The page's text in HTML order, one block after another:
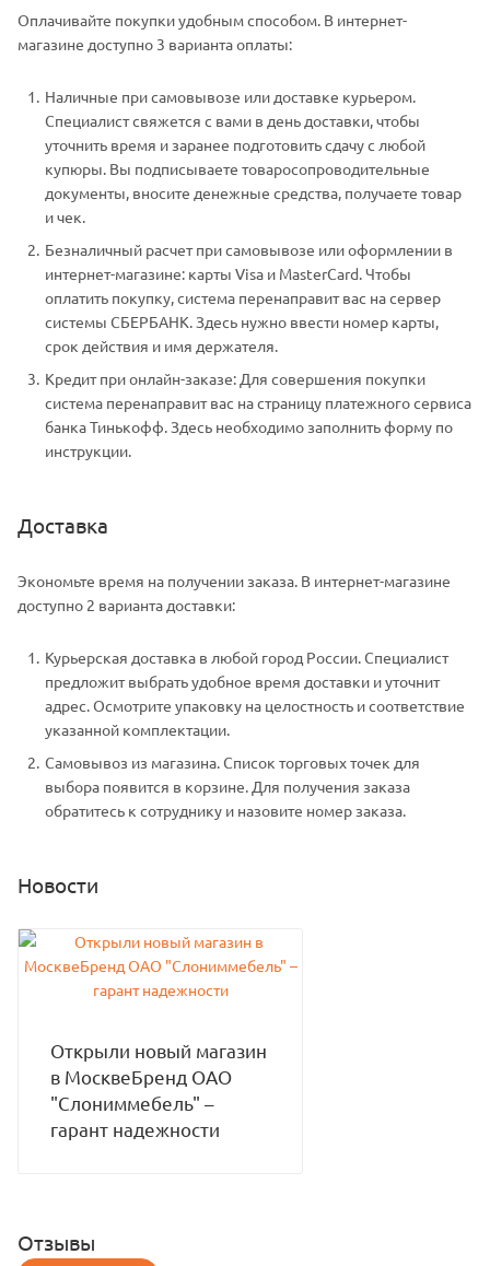
Оплачивайте покупки удобным способом. В интернет-
магазине доступно 3 варианта оплаты:
Наличные при самовывозе или доставке курьером.
Специалист свяжется с вами в день доставки, чтобы
уточнить время и заранее подготовить сдачу с любой
купюры. Вы подписываете товаросопроводительные
документы, вносите денежные средства, получаете товар
и чек.
Безналичный расчет при самовывозе или оформлении в
интернет-магазине: карты Visa и MasterCard. Чтобы
оплатить покупку, система перенаправит вас на сервер
системы СБЕРБАНК. Здесь нужно ввести номер карты,
срок действия и имя держателя.
Кредит при онлайн-заказе: Для совершения покупки
система перенаправит вас на страницу платежного сервиса
банка Тинькофф. Здесь необходимо заполнить форму по
инструкции.
Доставка
Экономьте время на получении заказа. В интернет-магазине
доступно 2 варианта доставки:
Курьерская доставка в любой город России. Специалист
предложит выбрать удобное время доставки и уточнит
адрес. Осмотрите упаковку на целостность и соответствие
указанной комплектации.
Самовывоз из магазина. Список торговых точек для
выбора появится в корзине. Для получения заказа
обратитесь к сотруднику и назовите номер заказа.
Новости
Открыли новый магазин
в МосквеБренд ОАО
"Слониммебель" –
гарант надежности
Отзывы